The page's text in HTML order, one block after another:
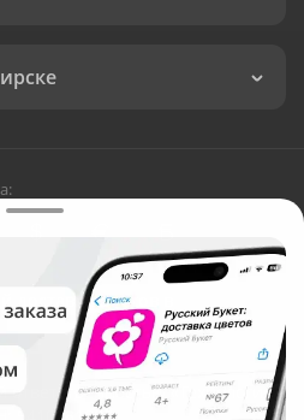
доставки цветов в
ответственностью «Технология»